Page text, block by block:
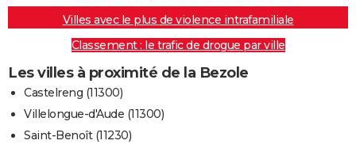
Villes avec le plus de violence intrafamiliale
Classement : le trafic de drogue par ville
Les villes à proximité de la Bezole
Castelreng (11300)
Villelongue-d'Aude (11300)
Saint-Benoît (11230)